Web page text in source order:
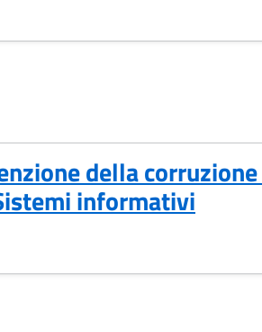
della
informativi